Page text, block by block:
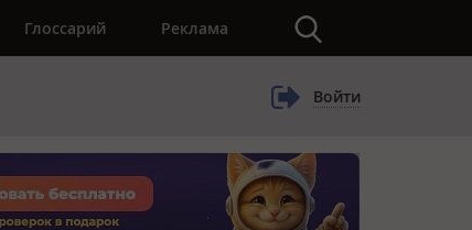
Глоссарий Реклама
Войти